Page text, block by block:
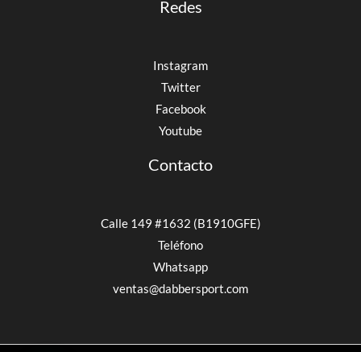
Redes
Instagram
Twitter
Facebook
Youtube
Contacto
Calle 149 #1632 (B1910GFE)
Teléfono
Whatsapp
ventas@dabbersport.com